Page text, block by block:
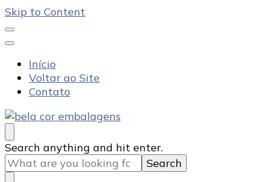
Skip to Content
Início
Voltar ao Site
Contato
Bela Cor Embalagens
Blog
Looking
for
Something?
Search anything and hit enter.